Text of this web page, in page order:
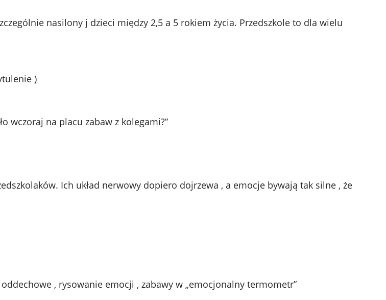
nasilony j dzieci między 2,5 a 5 rokiem życia. Przedszkole to dla wielu
)
wczoraj na placu zabaw z kolegami?”
Ich układ nerwowy dopiero dojrzewa , a emocje bywają tak silne , że
, rysowanie emocji , zabawy w „emocjonalny termometr”